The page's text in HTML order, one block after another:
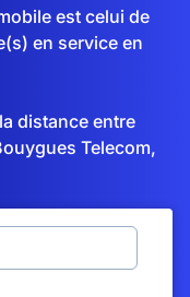
est celui de
en service en
distance entre
Telecom,